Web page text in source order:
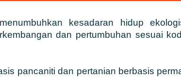
kesadaran hidup
dan pertumbuhan sesuai
pancaniti dan pertanian berbasis